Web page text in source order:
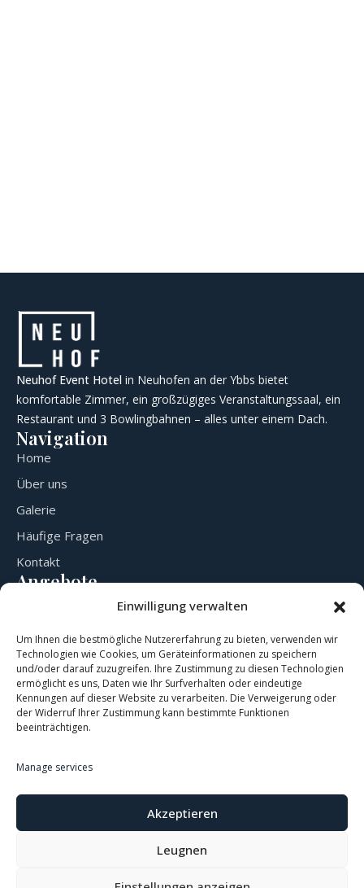
Einwilligung verwalten
Um Ihnen die bestmögliche Nutzererfahrung zu bieten, verwenden wir
Technologien wie Cookies, um Geräteinformationen zu speichern
und/oder darauf zuzugreifen. Ihre Zustimmung zu diesen Technologien
ermöglicht es uns, Daten wie Ihr Surfverhalten oder eindeutige
Kennungen auf dieser Website zu verarbeiten. Die Verweigerung oder
der Widerruf Ihrer Zustimmung kann bestimmte Funktionen
beeinträchtigen.
Manage services
Akzeptieren
Leugnen
Neuhof Event Hotel in Neuhofen an der Ybbs bietet
komfortable Zimmer, ein großzügiges Veranstaltungssaal, ein
Restaurant und 3 Bowlingbahnen – alles unter einem Dach.
Navigation
Home
Über uns
Galerie
Häufige Fragen
Kontakt
Angebote
/restaurant
Bowling
Kontaktieren Sie uns
Marktplatz 4, 3364 Neuhofen an der Ybbs Österreich
+43 660 1201212